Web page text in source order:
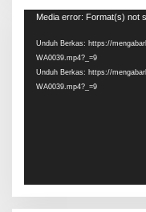
Pemutar
Media error: Format(s) not
Unduh Berkas: https://
WA0039.mp4?_=9
Unduh Berkas: https://
WA0039.mp4?_=9